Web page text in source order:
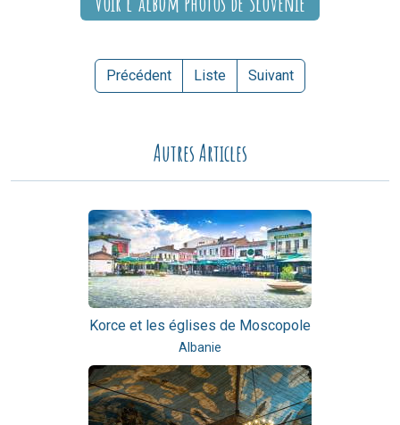
Précédent Liste Suivant
Autres Articles
Korce et les églises de Moscopole
Albanie